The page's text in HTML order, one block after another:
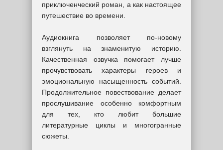
приключенческий роман, а как настоящее
путешествие во времени.
Аудиокнига позволяет по-новому
взглянуть на знаменитую историю.
Качественная озвучка помогает лучше
прочувствовать характеры героев и
эмоциональную насыщенность событий.
Продолжительное повествование делает
прослушивание особенно комфортным
для тех, кто любит большие
литературные циклы и многогранные
сюжеты.